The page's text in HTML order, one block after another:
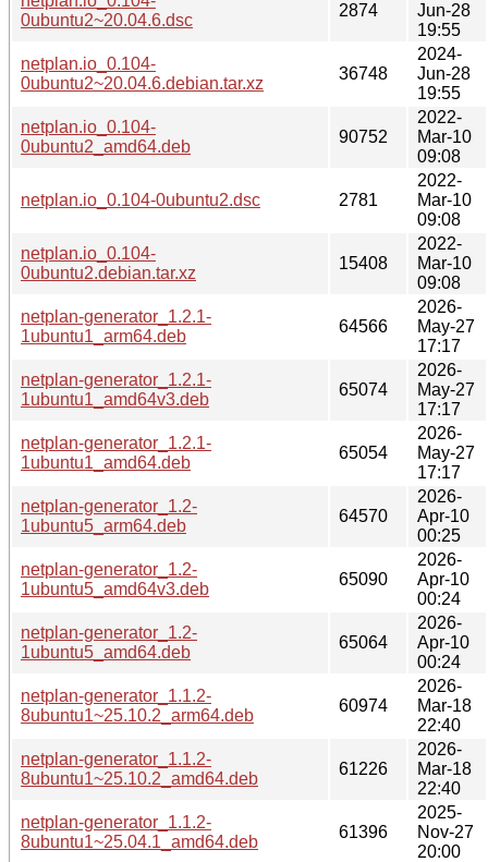
0ubuntu2~20.04.6.dsc
2874
Jun-28
19:55
netplan.io_0.104-
0ubuntu2~20.04.6.debian.tar.xz
36748
2024-
Jun-28
19:55
netplan.io_0.104-
0ubuntu2_amd64.deb
90752
2022-
Mar-10
09:08
netplan.io_0.104-0ubuntu2.dsc 2781
2022-
Mar-10
09:08
netplan.io_0.104-
0ubuntu2.debian.tar.xz
15408
2022-
Mar-10
09:08
netplan-generator_1.2.1-
1ubuntu1_arm64.deb
64566
2026-
May-27
17:17
netplan-generator_1.2.1-
1ubuntu1_amd64v3.deb
65074
2026-
May-27
17:17
netplan-generator_1.2.1-
1ubuntu1_amd64.deb
65054
2026-
May-27
17:17
netplan-generator_1.2-
1ubuntu5_arm64.deb
64570
2026-
Apr-10
00:25
netplan-generator_1.2-
1ubuntu5_amd64v3.deb
65090
2026-
Apr-10
00:24
netplan-generator_1.2-
1ubuntu5_amd64.deb
65064
2026-
Apr-10
00:24
netplan-generator_1.1.2-
8ubuntu1~25.10.2_arm64.deb
60974
2026-
Mar-18
22:40
netplan-generator_1.1.2-
8ubuntu1~25.10.2_amd64.deb
61226
2026-
Mar-18
22:40
netplan-generator_1.1.2-
8ubuntu1~25.04.1_amd64.deb
61396
2025-
Nov-27
20:00